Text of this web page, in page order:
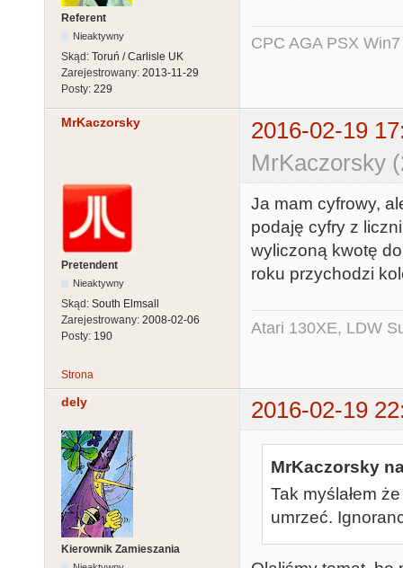
Referent
Nieaktywny
Skąd: Toruń / Carlisle UK
Zarejestrowany: 2013-11-29
Posty: 229
CPC AGA PSX
MrKaczorsky
2016-02-19
MrKaczorsky
Pretendent
Nieaktywny
Skąd: South Elmsall
Zarejestrowany: 2008-02-06
Posty: 190
Ja mam cyfrowy,
podaję cyfry z
wyliczoną kwotę
roku przychodzi
Atari 130XE, LDW
Strona
dely 2016-02-19
Kierownik Zamieszania
MrKaczorsky
Tak myślałem
umrzeć.